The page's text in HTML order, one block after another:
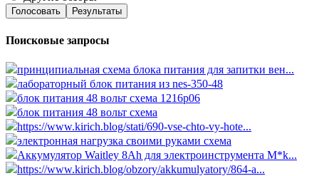
Голосовать Результаты
Поисковые запросы
принципиальная схема блока питания для запитки вен...
лабораторный блок питания из nes-350-48
блок питания 48 вольт схема 1216p06
блок питания 48 вольт схема
https://www.kirich.blog/stati/690-vse-chto-vy-hote...
электронная нагрузка своими руками схема
Аккумулятор Waitley 8Ah для электроинструмента M*k...
https://www.kirich.blog/obzory/akkumulyatory/864-a...